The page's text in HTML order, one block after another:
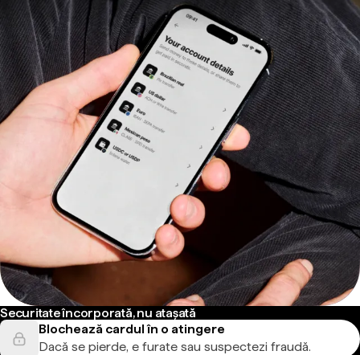
Securitate încorporată, nu atașată
Blochează cardul în o atingere
Dacă se pierde, e furate sau suspectezi fraudă.